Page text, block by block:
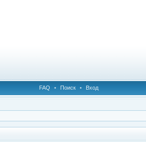
FAQ • Поиск • Вход